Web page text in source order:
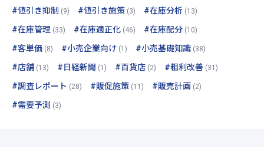
#値引き抑制 (9) #値引き施策 (3) #在庫分析 (13)
#在庫管理 (33) #在庫適正化 (46) #在庫配分 (10)
#客単価 (8) #小売企業向け (1) #小売基礎知識 (38)
#店舗 (13) #日経新聞 (1) #百貨店 (2) #粗利改善 (31)
#調査レポート (28) #販促施策 (11) #販売計画 (2)
#需要予測 (3)